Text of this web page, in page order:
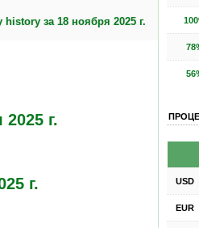
за 18 ноября 2025 г.
г.
г. USD
EUR